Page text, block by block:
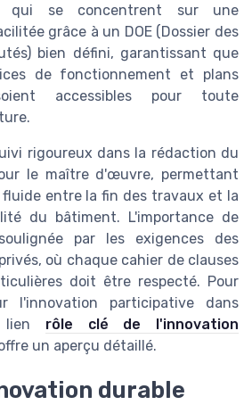
qui se concentrent sur une
grâce à un DOE (Dossier des
bien défini, garantissant que
de fonctionnement et plans
accessibles pour toute
rigoureux dans la rédaction du
le maître d'œuvre, permettant
entre la fin des travaux et la
du bâtiment. L'importance de
par les exigences des
où chaque cahier de clauses
doit être respecté. Pour
l'innovation participative dans
lien rôle clé de l'innovation
un aperçu détaillé.
durable